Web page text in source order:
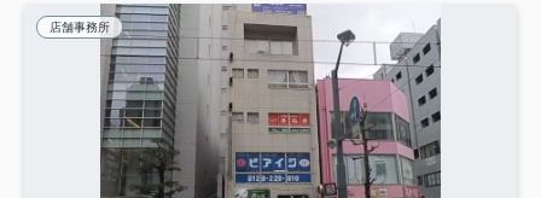
店舗事務所